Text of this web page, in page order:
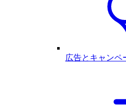
広告とキャンペ